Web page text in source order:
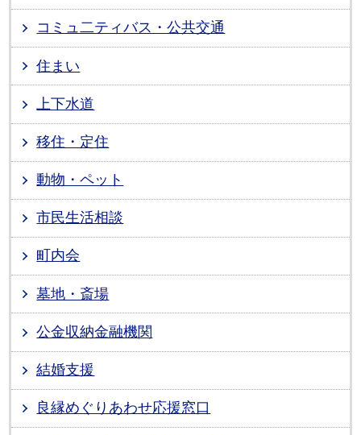
コミュ二ティバス・公共交通
住まい
上下水道
移住・定住
動物・ペット
市民生活相談
町内会
墓地・斎場
公金収納金融機関
結婚支援
良縁めぐりあわせ応援窓口